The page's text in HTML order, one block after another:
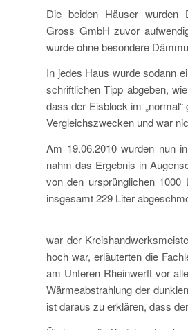
Die beiden Häuser wurden
Gross GmbH zuvor
wurde ohne besondere
In jedes Haus wurde sodann
schriftlichen Tipp abgeben,
dass der Eisblock im
Vergleichszwecken und war
Am 19.06.2010 wurden nun
nahm das Ergebnis in
von den ursprünglichen
insgesamt 229 Liter
war der
hoch war, erläuterten die
am Unteren Rheinwerft vor
Wärmeabstrahlung der
ist daraus zu erklären, dass